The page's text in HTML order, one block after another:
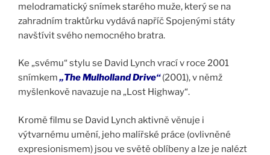
melodramatický snímek starého muže, který se na
zahradním traktůrku vydává napříč Spojenými státy
navštívit svého nemocného bratra.
Ke „svému“ stylu se David Lynch vrací v roce 2001
snímkem„The Mulholland Drive“(2001), v němž
myšlenkově navazuje na „Lost Highway“.
Kromě filmu se David Lynch aktivně věnuje i
výtvarnému umění, jeho malířské práce (ovlivněné
expresionismem) jsou ve světě oblíbeny a lze je nalézt